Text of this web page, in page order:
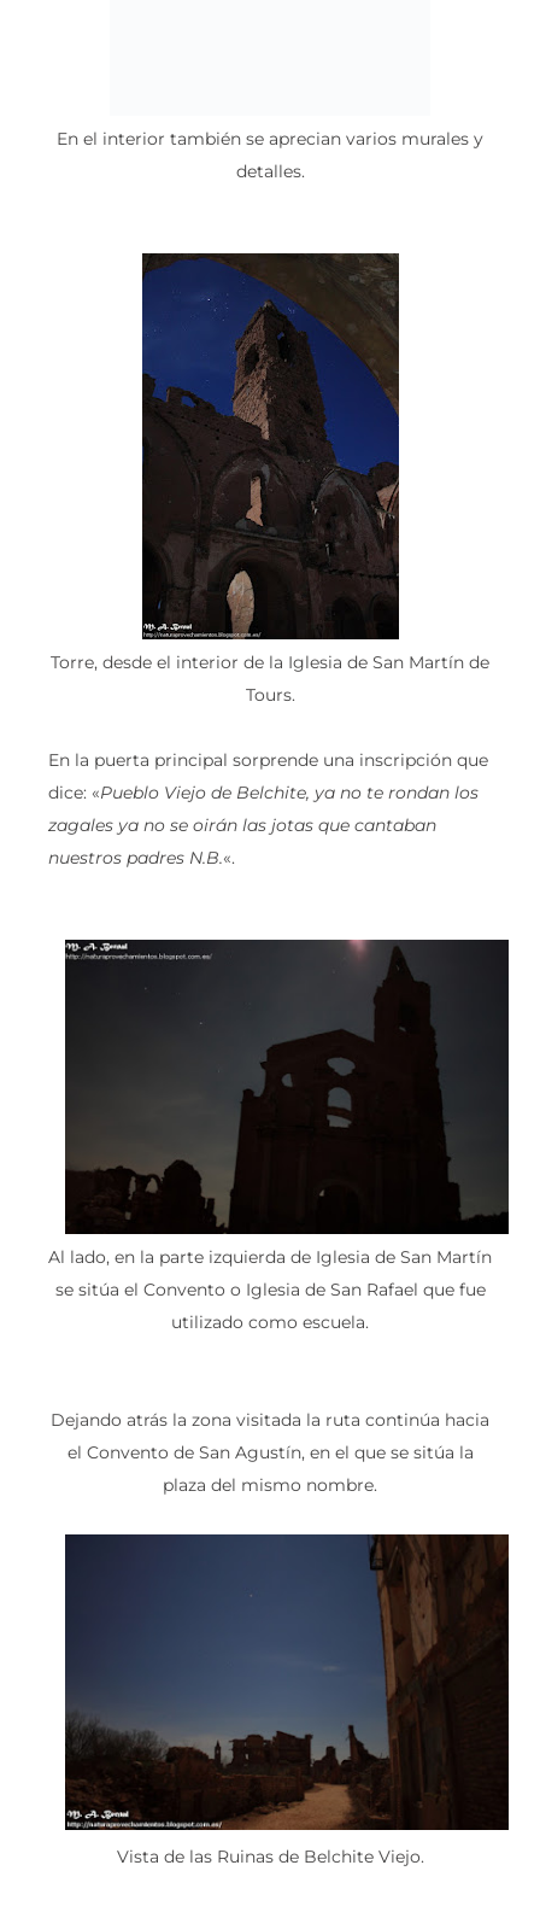
En el interior también se aprecian varios murales y
detalles.
Torre, desde el interior de la Iglesia de San Martín de
Tours.
En la puerta principal sorprende una inscripción que
dice: «Pueblo Viejo de Belchite, ya no te rondan los
zagales ya no se oirán las jotas que cantaban
nuestros padres N.B.«.
Al lado, en la parte izquierda de Iglesia de San Martín
se sitúa el Convento o Iglesia de San Rafael que fue
utilizado como escuela.
Dejando atrás la zona visitada la ruta continúa hacia
el Convento de San Agustín, en el que se sitúa la
plaza del mismo nombre.
Vista de las Ruinas de Belchite Viejo.